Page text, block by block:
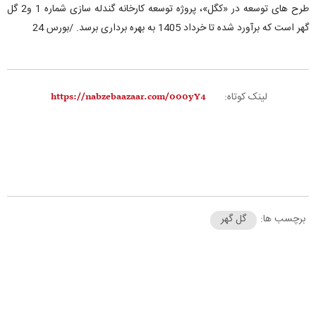
طرح های توسعه در «کگل»، پروژه توسعه کارخانه گندله سازی شماره 1 و2 گل
گهر است که برآورد شده تا خرداد 1405 به بهره برداری برسد. /بورس 24
لینک کوتاه:
برچسب ها: گل گهر